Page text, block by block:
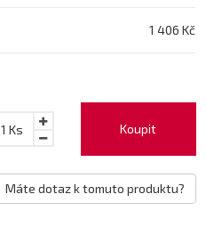
1 406 Kč
Koupit
1 Ks
Máte dotaz k tomuto produktu?